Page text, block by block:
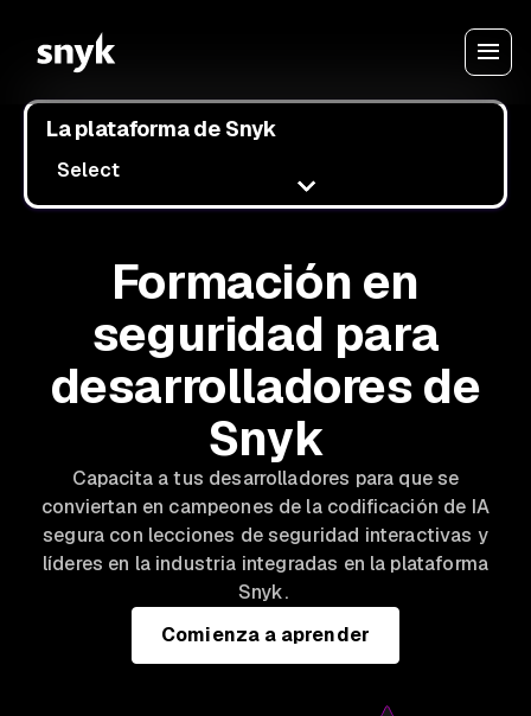
La plataforma de Snyk
Select
Formación en
seguridad para
desarrolladores de
Snyk
Capacita a tus desarrolladores para que se
conviertan en campeones de la codificación de IA
segura con lecciones de seguridad interactivas y
líderes en la industria integradas en la plataforma
Snyk.
Comienza a aprender